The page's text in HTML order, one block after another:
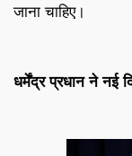
जाना चाहिए।
धर्मेंद्र प्रधान ने नई